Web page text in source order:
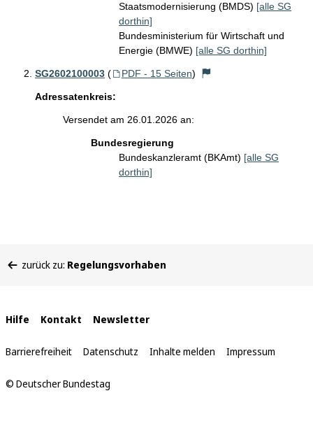
Staatsmodernisierung (BMDS) [alle SG
dorthin]
Bundesministerium für Wirtschaft und
Energie (BMWE) [alle SG dorthin]
SG2602100003 ( PDF - 15 Seiten)
Adressatenkreis:
Versendet am 26.01.2026 an:
Bundesregierung
Bundeskanzleramt (BKAmt) [alle SG
dorthin]
befinden
zurück zu: Regelungsvorhaben
Interne
Links
Hilfe Kontakt Newsletter
Barrierefreiheit Datenschutz Inhalte melden Impressum
© Deutscher Bundestag